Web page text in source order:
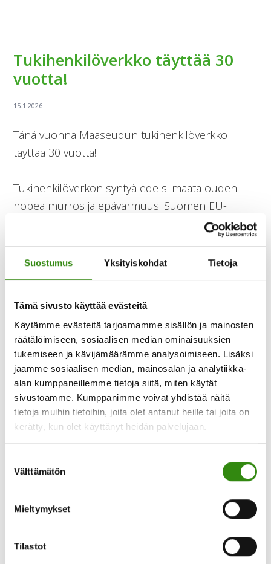
Suostumus Yksityiskohdat Tietoja
Tämä sivusto käyttää evästeitä
Käytämme evästeitä tarjoamamme sisällön ja mainosten
räätälöimiseen, sosiaalisen median ominaisuuksien
tukemiseen ja kävijämäärämme analysoimiseen. Lisäksi
jaamme sosiaalisen median, mainosalan ja analytiikka-
alan kumppaneillemme tietoja siitä, miten käytät
sivustoamme. Kumppanimme voivat yhdistää näitä
tietoja muihin tietoihin, joita olet antanut heille tai joita on
kerätty, kun olet käyttänyt heidän palvelujaan.
valinta
Välttämätön
Mieltymykset
Tilastot
Tukihenkilöverkko täyttää 30
vuotta!
Tänä vuonna Maaseudun tukihenkilöverkko
täyttää 30 vuotta!
Tukihenkilöverkon syntyä edelsi maatalouden
nopea murros ja epävarmuus. Suomen EU-
jäsenyys vuonna 1995 muutti maatalouspolitiikan
kansallisesta ylikansalliseksi, mikä herätti pelkoa
toimeentulosta, perinteiden katoamisesta ja koko
maaseudun elämäntavan muutoksesta.
viljelijöiden jaksamisesta, mutta neuvontatyötä
tekeville puuttuivat keinot kohdata ja auttaa
vaikeuksissa eläviä ihmisiä.
Tänä vuonna julkaisemme 30 kurkistusta
historiamme varrelta. Kurkistuksissa syvennytään
mm. Tukihenkilöverkon perustamiseen ja
toimintamuotoihin sekä sukupolvenvaihdokseen.